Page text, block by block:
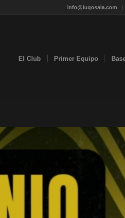
info@lugosala.com
El Club Primer Equipo